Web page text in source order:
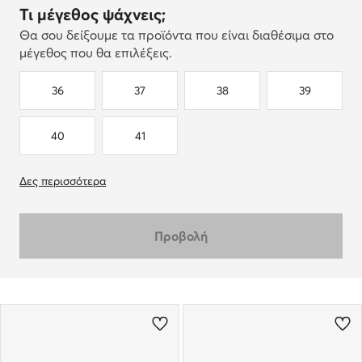
Τι μέγεθος ψάχνεις;
Θα σου δείξουμε τα προϊόντα που είναι διαθέσιμα στο
μέγεθος που θα επιλέξεις.
36 37 38 39
40 41
Δες περισσότερα
Προβολή